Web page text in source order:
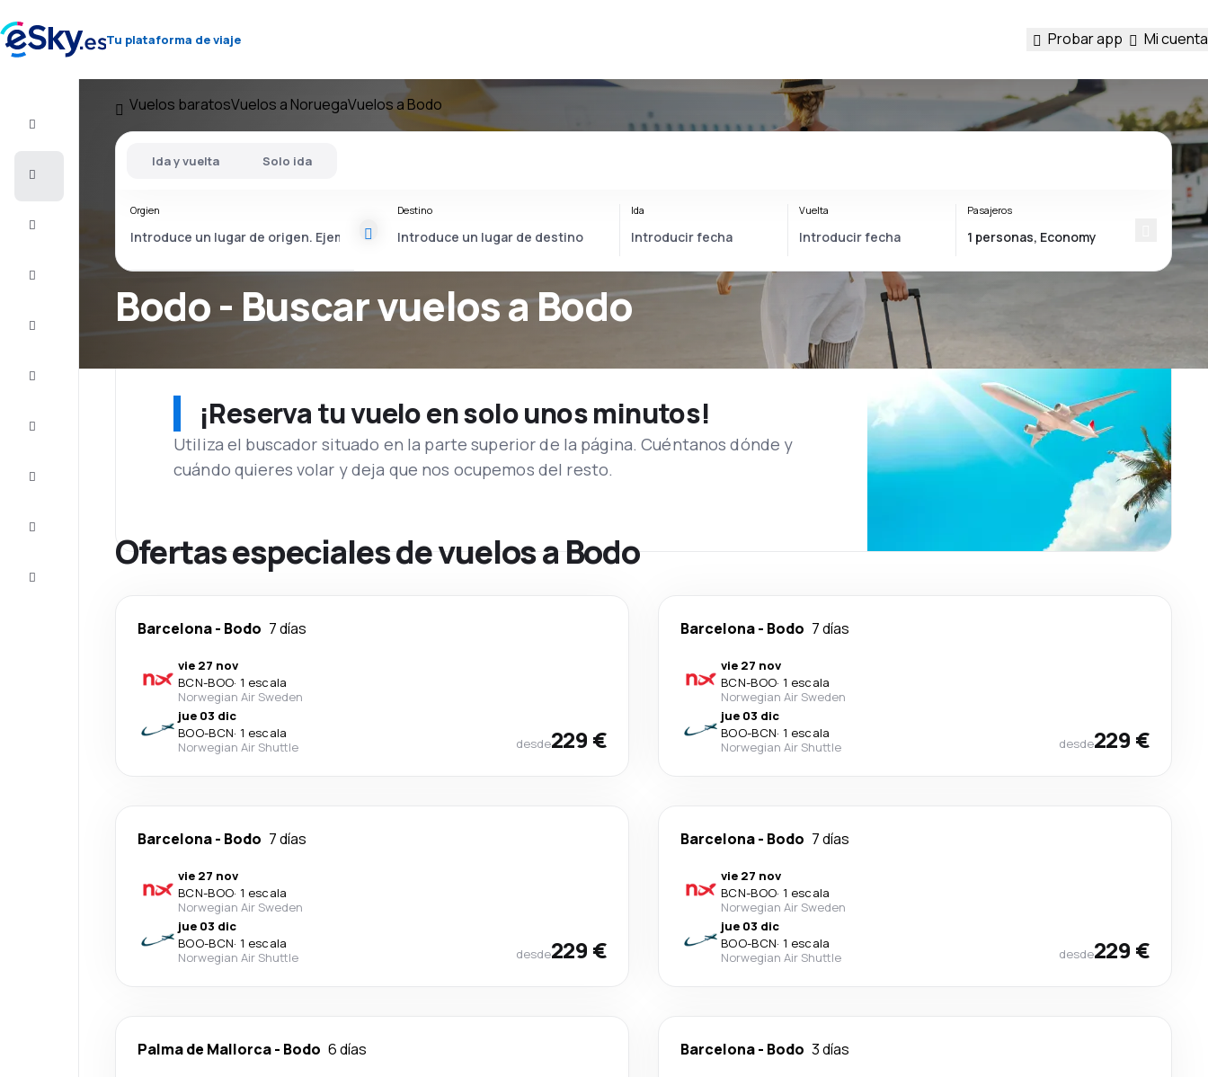
Tu plataforma de viaje Probar app Mi cuenta
Vuelos baratosVuelos a NoruegaVuelos a Bodo
Bodo - Buscar vuelos a Bodo
Ida y vuelta Solo ida
Orgien Destino Ida Vuelta Pasajeros
¡Reserva tu vuelo en solo unos minutos!
Utiliza el buscador situado en la parte superior de la página. Cuéntanos dónde y
cuándo quieres volar y deja que nos ocupemos del resto.
Ofertas especiales de vuelos a Bodo
Barcelona- Bodo 7 días
vie 27 nov
BCN-BOO· 1 escala
Norwegian Air Sweden
jue 03 dic
BOO-BCN· 1 escala
Norwegian Air Shuttle
desde229 €
Barcelona- Bodo 7 días
vie 27 nov
BCN-BOO· 1 escala
Norwegian Air Sweden
jue 03 dic
BOO-BCN· 1 escala
Norwegian Air Shuttle
desde229 €
Barcelona- Bodo 7 días
vie 27 nov
BCN-BOO· 1 escala
Norwegian Air Sweden
jue 03 dic
BOO-BCN· 1 escala
Norwegian Air Shuttle
desde229 €
Barcelona- Bodo 7 días
vie 27 nov
BCN-BOO· 1 escala
Norwegian Air Sweden
jue 03 dic
BOO-BCN· 1 escala
Norwegian Air Shuttle
desde229 €
Palma de Mallorca- Bodo 6 días Barcelona- Bodo 3 días